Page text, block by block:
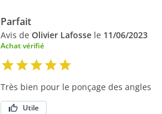
Parfait
Avis de Olivier Lafosse le 11/06/2023
Achat vérifié
Très bien pour le ponçage des angles
Utile